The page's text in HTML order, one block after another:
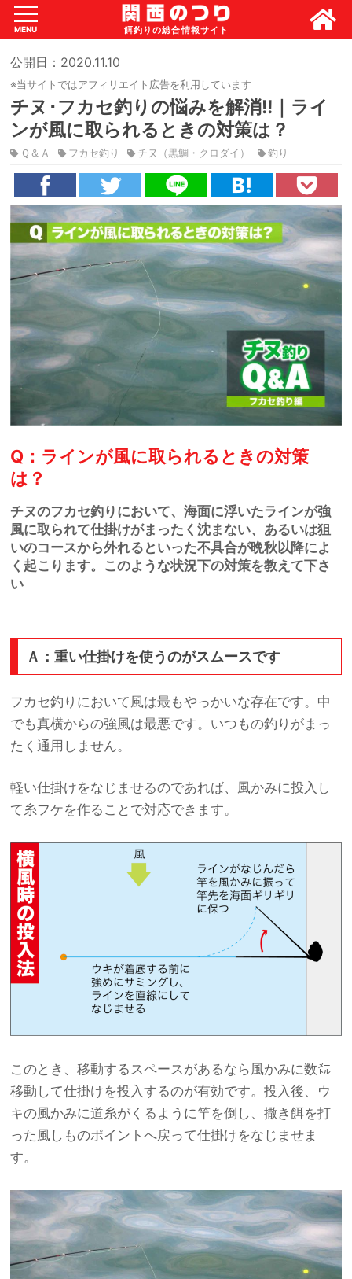
MENU
公開日：2020.11.10
※当サイトではアフィリエイト広告を利用しています
チヌ･フカセ釣りの悩みを解消!!｜ライ
ンが風に取られるときの対策は？
Ｑ＆Ａ フカセ釣り チヌ（黒鯛・クロダイ） 釣り
Q：ラインが風に取られるときの対策
は？
チヌのフカセ釣りにおいて、海面に浮いたラインが強
風に取られて仕掛けがまったく沈まない、あるいは狙
いのコースから外れるといった不具合が晩秋以降によ
く起こります。このような状況下の対策を教えて下さ
い
Ａ：重い仕掛けを使うのがスムースです
フカセ釣りにおいて風は最もやっかいな存在です。中
でも真横からの強風は最悪です。いつもの釣りがまっ
たく通用しません。
軽い仕掛けをなじませるのであれば、風かみに投入し
て糸フケを作ることで対応できます。
このとき、移動するスペースがあるなら風かみに数㍍
移動して仕掛けを投入するのが有効です。投入後、ウ
キの風かみに道糸がくるように竿を倒し、撒き餌を打
った風しものポイントへ戻って仕掛けをなじませま
す。